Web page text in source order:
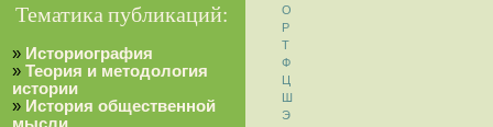
Тематика публикаций:
» Историография
» Теория и методология
истории
» История общественной
О
Р
Т
Ф
Ц
Ш
Э